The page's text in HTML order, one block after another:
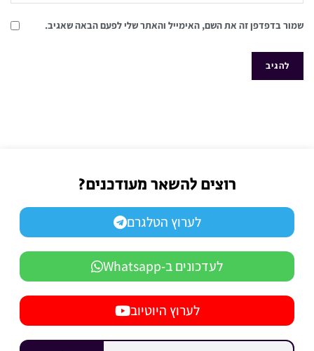
שמור בדפדפן זה את השם, האימייל והאתר שלי לפעם הבאה שאגיב.
רוצים להשאר מעודכנים?
לערוץ הטלגרם
לעדכונים ב-Whatsapp
לערוץ היוטיוב